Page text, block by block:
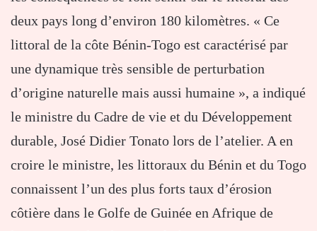
deux pays long d’environ 180 kilomètres. « Ce
littoral de la côte Bénin-Togo est caractérisé par
une dynamique très sensible de perturbation
d’origine naturelle mais aussi humaine », a indiqué
le ministre du Cadre de vie et du Développement
durable, José Didier Tonato lors de l’atelier. A en
croire le ministre, les littoraux du Bénin et du Togo
connaissent l’un des plus forts taux d’érosion
côtière dans le Golfe de Guinée en Afrique de